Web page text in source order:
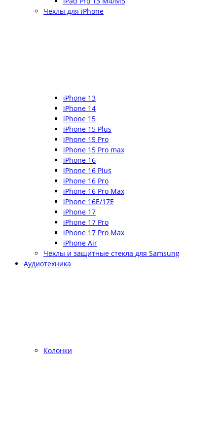
Чехлы для iPhone
iPhone 13
iPhone 14
iPhone 15
iPhone 15 Plus
iPhone 15 Pro
iPhone 15 Pro max
iPhone 16
iPhone 16 Plus
iPhone 16 Pro
iPhone 16 Pro Max
iPhone 16E/17E
iPhone 17
iPhone 17 Pro
iPhone 17 Pro Max
iPhone Air
Чехлы и защитные стекла для Samsung
Аудиотехника
Колонки